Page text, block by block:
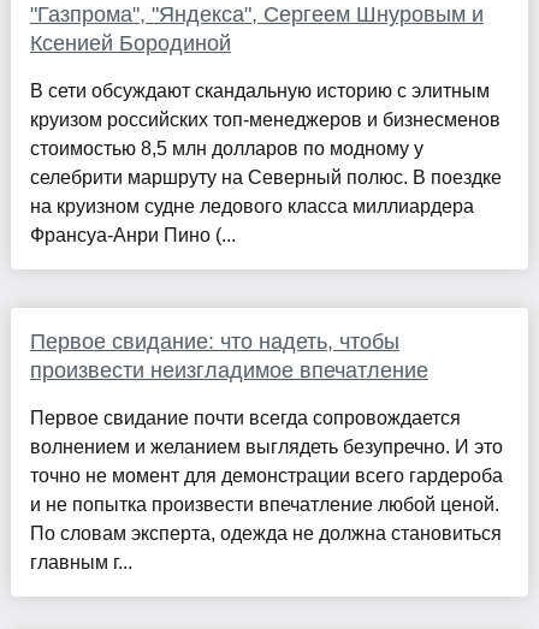
"Газпрома", "Яндекса", Сергеем Шнуровым и
Ксенией Бородиной
В сети обсуждают скандальную историю с элитным
круизом российских топ-менеджеров и бизнесменов
стоимостью 8,5 млн долларов по модному у
селебрити маршруту на Северный полюс. В поездке
на круизном судне ледового класса миллиардера
Франсуа-Анри Пино (...
Первое свидание: что надеть, чтобы
произвести неизгладимое впечатление
Первое свидание почти всегда сопровождается
волнением и желанием выглядеть безупречно. И это
точно не момент для демонстрации всего гардероба
и не попытка произвести впечатление любой ценой.
По словам эксперта, одежда не должна становиться
главным г...